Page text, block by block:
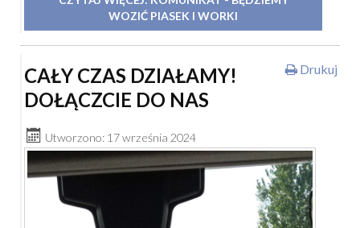
WOZIĆ PIASEK I WORKI
CAŁY CZAS DZIAŁAMY!
DOŁĄCZCIE DO NAS
Utworzono: 17 września 2024
Drukuj